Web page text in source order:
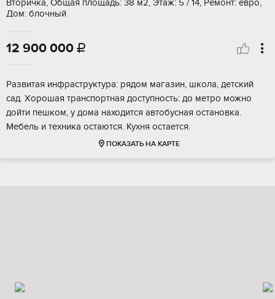
Вторичка, Общая площадь: 38 м2, Этаж: 5 / 14, Ремонт: евро,
Дом: блочный
12 900 000 
Развитая инфраструктура: рядом магазин, школа, детский
сад. Хорошая транспортная доступность: до метро можно
дойти пешком, у дома находится автобусная остановка.
Мебель и техника остаются. Кухня остается.
ПОКАЗАТЬ НА КАРТЕ